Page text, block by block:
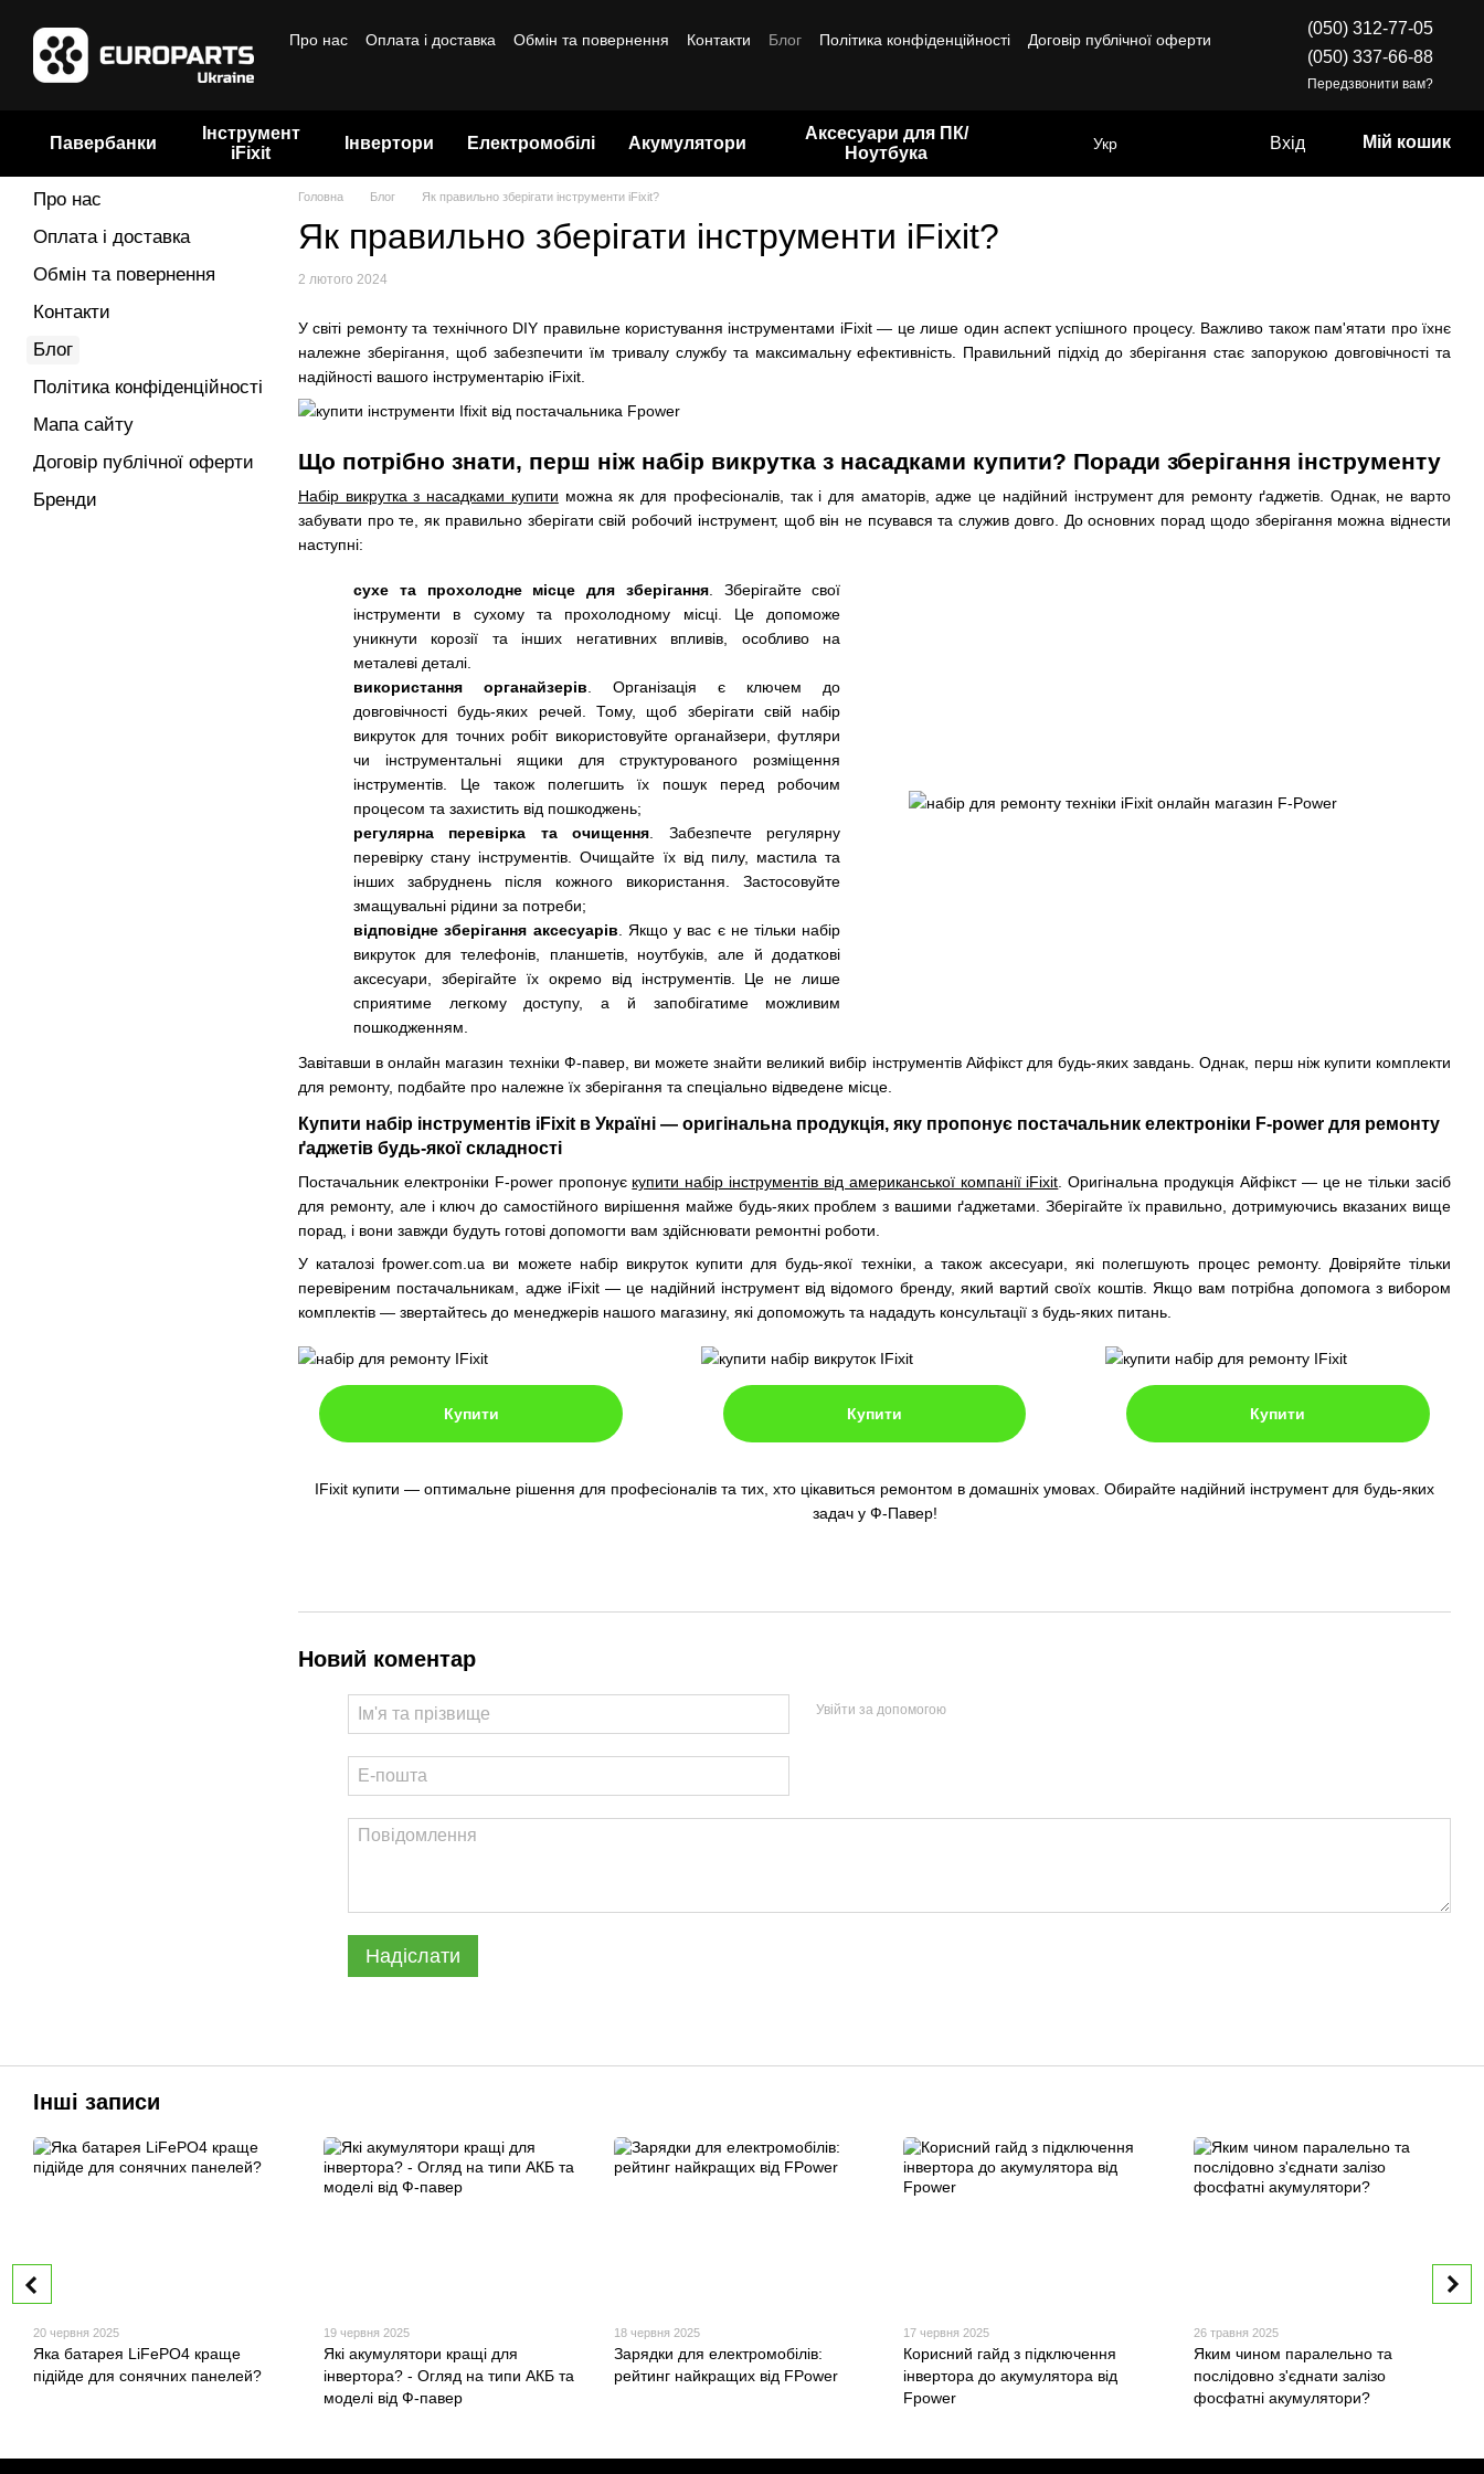
Про нас
Оплата і доставка Обмін та повернення Контакти Блог Політика конфіденційності
Договір публічної оферти
(050) 312-77-05
(050) 337-66-88
Передзвонити вам?
Павербанки
Інструмент
iFixit
Інвертори Електромобілі Акумулятори
Аксесуари для ПК/
Ноутбука
Укр Вхід Мій кошик
Головна Блог Як правильно зберігати інструменти iFixit?
Як правильно зберігати інструменти iFixit?
2 лютого 2024
У світі ремонту та технічного DIY правильне користування інструментами iFixit — це лише один аспект успішного процесу. Важливо також пам'ятати про їхнє
належне зберігання, щоб забезпечити їм тривалу службу та максимальну ефективність. Правильний підхід до зберігання стає запорукою довговічності та
надійності вашого інструментарію iFixit.
Що потрібно знати, перш ніж набір викрутка з насадками купити? Поради зберігання інструменту
Набір викрутка з насадками купити можна як для професіоналів, так і для аматорів, адже це надійний інструмент для ремонту ґаджетів. Однак, не варто
забувати про те, як правильно зберігати свій робочий інструмент, щоб він не псувався та служив довго. До основних порад щодо зберігання можна віднести
наступні:
сухе та прохолодне місце для зберігання. Зберігайте свої
інструменти в сухому та прохолодному місці. Це допоможе
уникнути корозії та інших негативних впливів, особливо на
металеві деталі.
використання органайзерів . Організація є ключем до
довговічності будь-яких речей. Тому, щоб зберігати свій набір
викруток для точних робіт використовуйте органайзери, футляри
чи інструментальні ящики для структурованого розміщення
інструментів. Це також полегшить їх пошук перед робочим
процесом та захистить від пошкоджень;
регулярна перевірка та очищення . Забезпечте регулярну
перевірку стану інструментів. Очищайте їх від пилу, мастила та
інших забруднень після кожного використання. Застосовуйте
змащувальні рідини за потреби;
відповідне зберігання аксесуарів . Якщо у вас є не тільки набір
викруток для телефонів, планшетів, ноутбуків, але й додаткові
аксесуари, зберігайте їх окремо від інструментів. Це не лише
сприятиме легкому доступу, а й запобігатиме можливим
пошкодженням.
Завітавши в онлайн магазин техніки Ф-павер, ви можете знайти великий вибір інструментів Айфікст для будь-яких завдань. Однак, перш ніж купити комплекти
для ремонту, подбайте про належне їх зберігання та спеціально відведене місце.
Купити набір інструментів iFixit в Україні — оригінальна продукція, яку пропонує постачальник електроніки F-power для ремонту
ґаджетів будь-якої складності
Постачальник електроніки F-power пропонує купити набір інструментів від американської компанії iFixit . Оригінальна продукція Айфікст — це не тільки засіб
для ремонту, але і ключ до самостійного вирішення майже будь-яких проблем з вашими ґаджетами. Зберігайте їх правильно, дотримуючись вказаних вище
порад, і вони завжди будуть готові допомогти вам здійснювати ремонтні роботи.
У каталозі fpower.com.ua ви можете набір викруток купити для будь-якої техніки, а також аксесуари, які полегшують процес ремонту. Довіряйте тільки
перевіреним постачальникам, адже iFixit — це надійний інструмент від відомого бренду, який вартий своїх коштів. Якщо вам потрібна допомога з вибором
комплектів — звертайтесь до менеджерів нашого магазину, які допоможуть та нададуть консультації з будь-яких питань.
Купити Купити Купити
IFixit купити — оптимальне рішення для професіоналів та тих, хто цікавиться ремонтом в домашніх умовах. Обирайте надійний інструмент для будь-яких
задач у Ф-Павер!
Новий коментар
Увійти за допомогою
Надіслати
Про нас
Оплата і доставка
Обмін та повернення
Контакти
Блог
Політика конфіденційності
Мапа сайту
Договір публічної оферти
Бренди
Інші записи
20 червня 2025
Яка батарея LiFePO4 краще
підійде для сонячних панелей?
19 червня 2025
Які акумулятори кращі для
інвертора? - Огляд на типи АКБ та
моделі від Ф-павер
18 червня 2025
Зарядки для електромобілів:
рейтинг найкращих від FPower
17 червня 2025
Корисний гайд з підключення
інвертора до акумулятора від
Fpower
26 травня 2025
Яким чином паралельно та
послідовно з'єднати залізо
фосфатні акумулятори?